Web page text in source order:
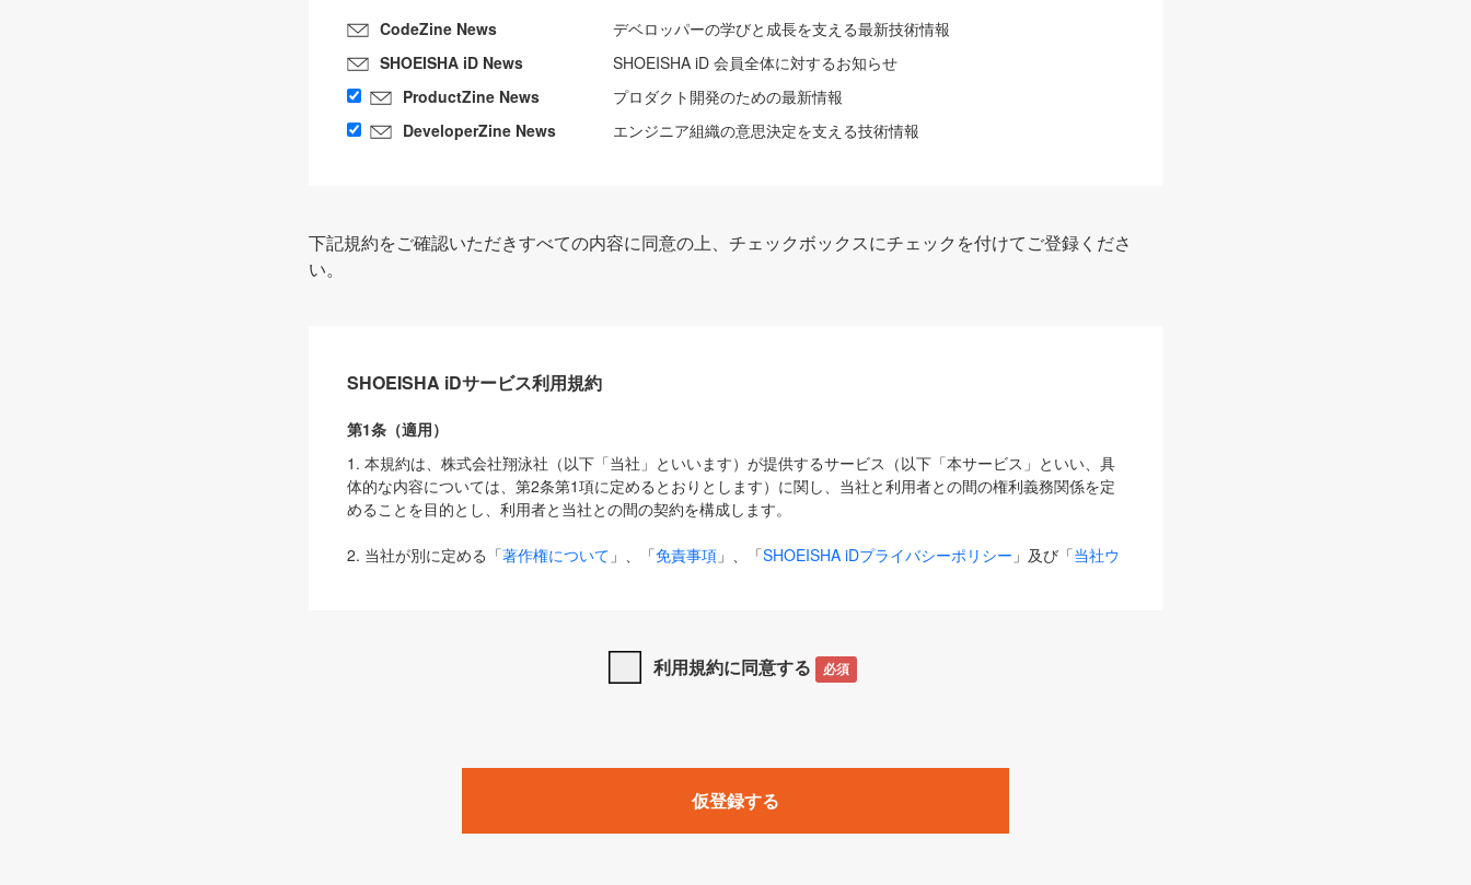
CodeZine News
デベロッパーの学びと成長を支える最新技術情報
SHOEISHA iD News
SHOEISHA iD 会員全体に対するお知らせ
ProductZine News
プロダクト開発のための最新情報
DeveloperZine News
エンジニア組織の意思決定を支える技術情報
下記規約をご確認いただきすべての内容に同意の上、チェックボックスにチェックを付けてご登録くださ
い。
SHOEISHA iDサービス利用規約
第1条（適用）
1. 本規約は、株式会社翔泳社（以下「当社」といいます）が提供するサービス（以下「本サービス」といい、具
体的な内容については、第2条第1項に定めるとおりとします）に関し、当社と利用者との間の権利義務関係を定
めることを目的とし、利用者と当社との間の契約を構成します。
2. 当社が別に定める「著作権について 」、「免責事項 」、「SHOEISHA iDプライバシーポリシー 」及び「当社ウ
は、本規約の規定が優先して適用されるものとします。
1. 「本サービス」とは、当社が提供する以下のサービス（名称や内容が変更された場合、変更後のサービスを含
みます）及びこれらサービスに関連して当社が実施するイベントやキャンペーンをいいます。
「SEBook」「SEShop」「CodeZine」「MarkeZine」「EnterpriseZine」「ECzine」「Biz/Zine」「HRzine」
利用規約に同意する 必須
仮登録する